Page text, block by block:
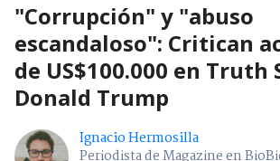
"Corrupción" y "abuso
escandaloso": Critican
de US$100.000 en Truth
Donald Trump
Ignacio Hermosilla
Periodista de Magazine en